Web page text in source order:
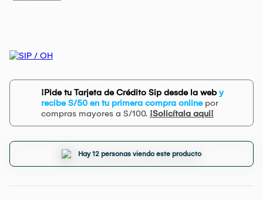
¡Pide tu Tarjeta de Crédito Sip desde la web y
recibe S/50 en tu primera compra onlinepor
compras mayores a S/100. ¡Solicítala aqui!
Hay 12 personas viendo este producto